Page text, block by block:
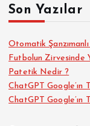
Son Yazılar
Otomatik
Futbolun Zirvesinde
Patetik Nedir ?
ChatGPT Google’ın
ChatGPT Google’ın